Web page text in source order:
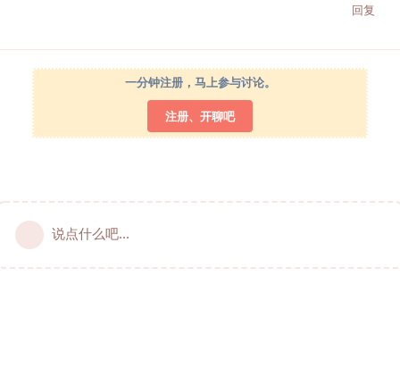
回复
一分钟注册，马上参与讨论。
注册、开聊吧
说点什么吧...